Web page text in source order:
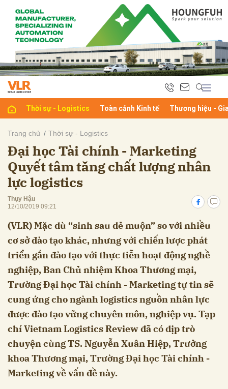
Thời sự - Logistics Toàn cảnh Kinh tế Thương hiệu -
Trang chủ Thời sự - Logistics
Đại học Tài chính - Marketing
Quyết tâm tăng chất lượng nhân
lực logistics
Thụy Hậu
12/10/2019 09:21
(VLR) Mặc dù “sinh sau đẻ muộn” so với nhiều
cơ sở đào tạo khác, nhưng với chiến lược phát
triển gắn đào tạo với thực tiễn hoạt động nghề
nghiệp, Ban Chủ nhiệm Khoa Thương mại,
Trường Đại học Tài chính - Marketing tự tin sẽ
cung ứng cho ngành logistics nguồn nhân lực
được đào tạo vững chuyên môn, nghiệp vụ. Tạp
chí Vietnam Logistics Review đã có dịp trò
chuyện cùng TS. Nguyễn Xuân Hiệp, Trưởng
khoa Thương mại, Trường Đại học Tài chính -
Marketing về vấn đề này.
luận
Hủy